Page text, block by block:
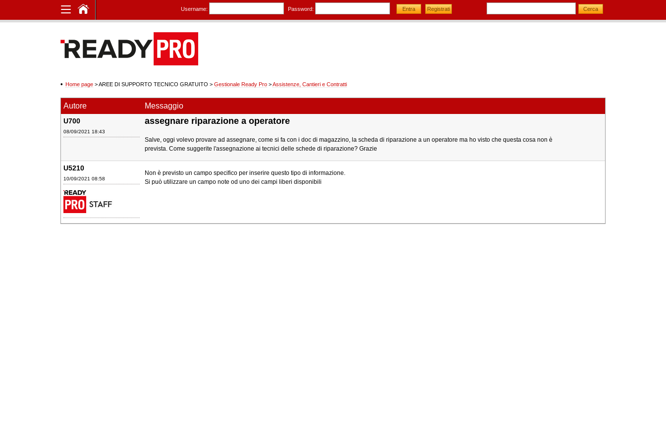
Username: Password:
Home page > AREE DI SUPPORTO TECNICO GRATUITO > Gestionale Ready Pro >Assistenze, Cantieri e Contratti
Autore Messaggio
U700
08/09/2021 18:43
assegnare riparazione a operatore
Salve, oggi volevo provare ad assegnare, come si fa con i doc di magazzino, la scheda di riparazione a un operatore ma ho visto che questa cosa non è
prevista. Come suggerite l'assegnazione ai tecnici delle schede di riparazione? Grazie
U5210
10/09/2021 08:58
Non è previsto un campo specifico per inserire questo tipo di informazione.
Si può utilizzare un campo note od uno dei campi liberi disponibili